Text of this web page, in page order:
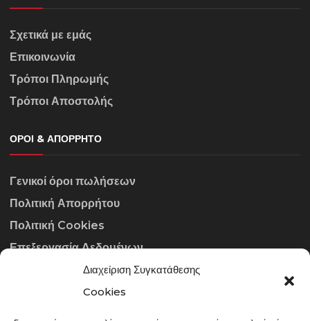
Διαχείριση Συγκατάθεσης
Cookies
Σχετικά με εμάς
Επικοινωνία
Τρόποι Πληρωμής
Τρόποι Αποστολής
ΌΡΟΙ & ΑΠΌΡΡΗΤΟ
Γενικοί όροι πωλήσεων
Πολιτική Απορρήτου
Πολιτική Cookies
Επεξεργασία Δεδομένων
ΣΤΟΙΧΕΊΑ ΕΠΙΚΟΙΝΩΝΊΑΣ